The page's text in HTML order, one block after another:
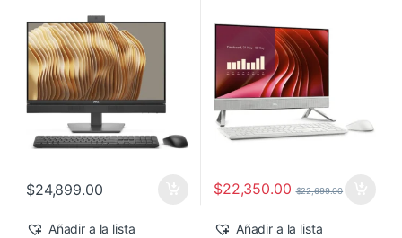
Windows 11 Pro
$24,899.00
Añadir a la lista
$22,350.00 $22,699.00
Añadir a la lista